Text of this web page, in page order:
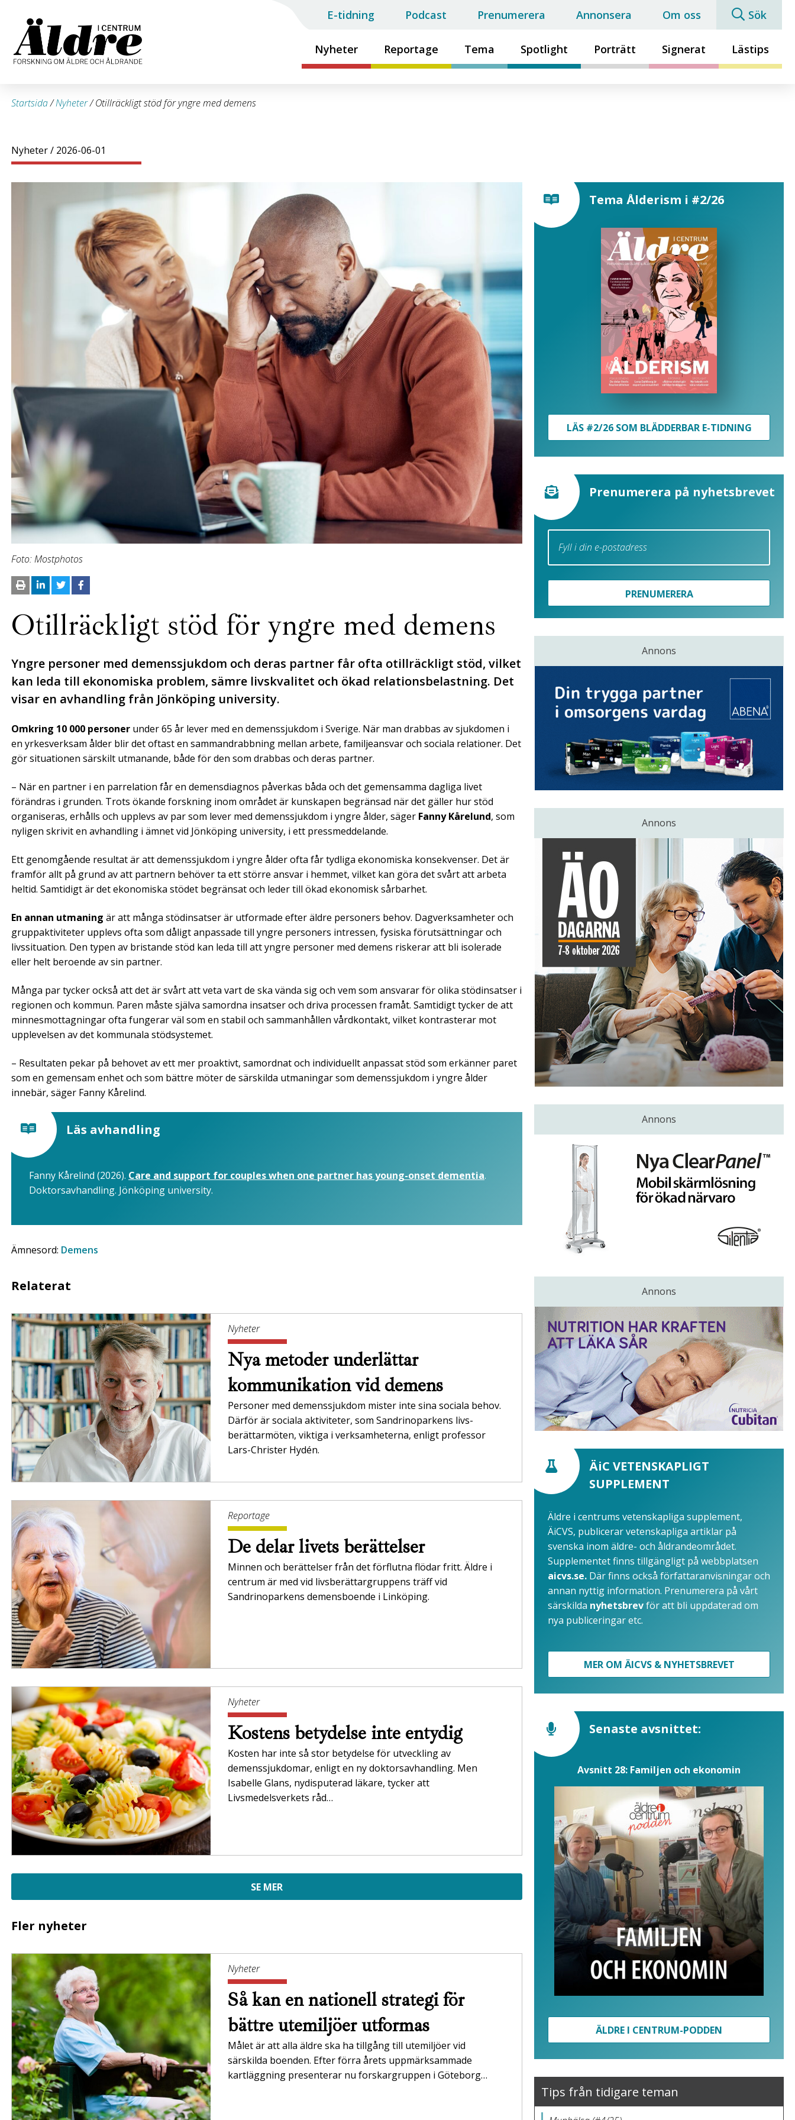
Nyheter Reportage Tema Spotlight Porträtt Signerat Lästips
E-tidning Podcast Prenumerera Annonsera Om oss Sök
Startsida/Nyheter/Otillräckligt stöd för yngre med demens
Nyheter/ 2026-06-01
Foto: Mostphotos
Otillräckligt stöd för yngre med demens
Yngre personer med demenssjukdom och deras partner får ofta otillräckligt stöd, vilket
kan leda till ekonomiska problem, sämre livskvalitet och ökad relationsbelastning. Det
visar en avhandling från Jönköping university.
Omkring 10 000 personer under 65 år lever med en demenssjukdom i Sverige. När man drabbas av sjukdomen i
en yrkesverksam ålder blir det oftast en sammandrabbning mellan arbete, familjeansvar och sociala relationer. Det
gör situationen särskilt utmanande, både för den som drabbas och deras partner.
– När en partner i en parrelation får en demensdiagnos påverkas båda och det gemensamma dagliga livet
förändras i grunden. Trots ökande forskning inom området är kunskapen begränsad när det gäller hur stöd
organiseras, erhålls och upplevs av par som lever med demenssjukdom i yngre ålder, säger Fanny Kårelund, som
nyligen skrivit en avhandling i ämnet vid Jönköping university, i ett pressmeddelande.
Ett genomgående resultat är att demenssjukdom i yngre ålder ofta får tydliga ekonomiska konsekvenser. Det är
framför allt på grund av att partnern behöver ta ett större ansvar i hemmet, vilket kan göra det svårt att arbeta
heltid. Samtidigt är det ekonomiska stödet begränsat och leder till ökad ekonomisk sårbarhet.
En annan utmaning är att många stödinsatser är utformade efter äldre personers behov. Dagverksamheter och
gruppaktiviteter upplevs ofta som dåligt anpassade till yngre personers intressen, fysiska förutsättningar och
livssituation. Den typen av bristande stöd kan leda till att yngre personer med demens riskerar att bli isolerade
eller helt beroende av sin partner.
Många par tycker också att det är svårt att veta vart de ska vända sig och vem som ansvarar för olika stödinsatser i
regionen och kommun. Paren måste själva samordna insatser och driva processen framåt. Samtidigt tycker de att
minnesmottagningar ofta fungerar väl som en stabil och sammanhållen vårdkontakt, vilket kontrasterar mot
upplevelsen av det kommunala stödsystemet.
– Resultaten pekar på behovet av ett mer proaktivt, samordnat och individuellt anpassat stöd som erkänner paret
som en gemensam enhet och som bättre möter de särskilda utmaningar som demenssjukdom i yngre ålder
innebär, säger Fanny Kårelind.
Läs avhandling
Fanny Kårelind (2026). Care and support for couples when one partner has young-onset dementia.
Doktorsavhandling. Jönköping university.
Ämnesord: Demens
Relaterat
Nyheter
Nya metoder underlättar
kommunikation vid demens
Personer med demenssjukdom mister inte sina sociala behov.
Därför är sociala aktiviteter, som Sandrinoparkens livs­
berättarmöten, viktiga i verksamheterna,­ enligt professor
Lars-Christer Hydén.
Reportage
De delar livets berättelser
Minnen och berättelser från det förflutna flödar fritt. Äldre i
centrum är med vid livsberättargruppens träff vid
Sandrinoparkens demensboende i Linköping.
Nyheter
Kostens betydelse inte entydig
Kosten har inte så stor betydelse för utveckling av
demenssjukdomar, enligt en ny doktorsavhandling. Men
Isabelle Glans, nydisputerad läkare, tycker att
Livsmedelsverkets råd…
SE MER
Fler nyheter
Nyheter
Så kan en nationell strategi för
bättre utemiljöer utformas
Målet är att alla äldre ska ha tillgång till utemiljöer vid
särskilda boenden. Efter förra årets uppmärksammade
kartläggning presenterar nu forskargruppen i Göteborg…
Tema Ålderism i #2/26
LÄS #2/26 SOM BLÄDDERBAR E-TIDNING
Prenumerera på nyhetsbrevet
PRENUMERERA
Annons
Annons
Annons
Annons
ÄiC VETENSKAPLIGT
SUPPLEMENT
Äldre i centrums vetenskapliga supplement,
ÄiCVS, publicerar vetenskapliga artiklar på
svenska inom äldre- och åldrandeområdet.
Supplementet finns tillgängligt på webbplatsen
aicvs.se. Där finns också författaranvisningar och
annan nyttig information. Prenumerera på vårt
särskilda nyhetsbrevför att bli uppdaterad om
nya publiceringar etc.
MER OM ÄICVS & NYHETSBREVET
Senaste avsnittet:
Avsnitt 28: Familjen och ekonomin
ÄLDRE I CENTRUM-PODDEN
Tips från tidigare teman